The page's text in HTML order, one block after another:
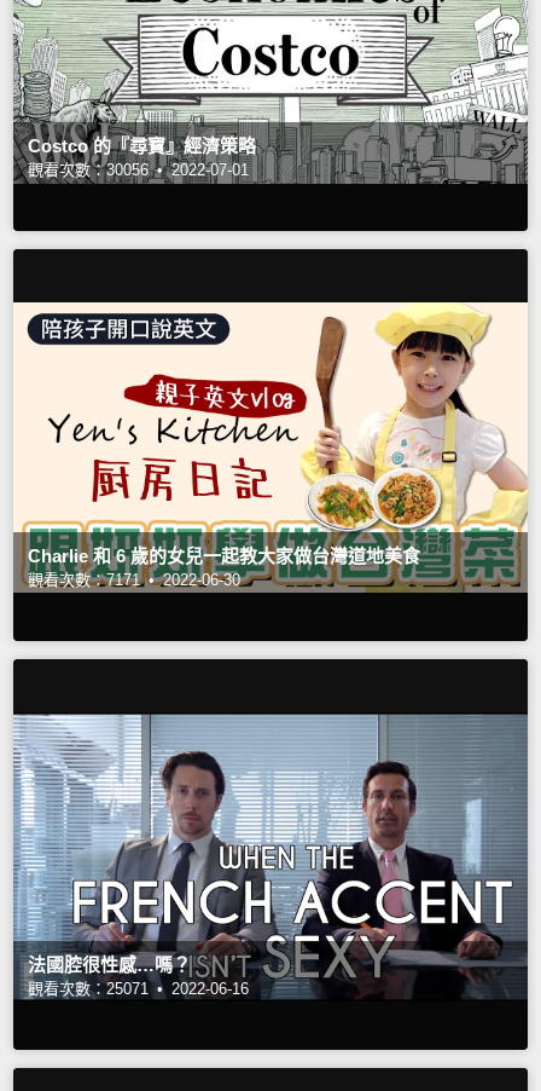
Costco 的『尋寶』經濟策略
觀看次數：30056 • 2022-07-01
Charlie 和 6 歲的女兒一起教大家做台灣道地美食
觀看次數：7171 • 2022-06-30
法國腔很性感…嗎？
觀看次數：25071 • 2022-06-16